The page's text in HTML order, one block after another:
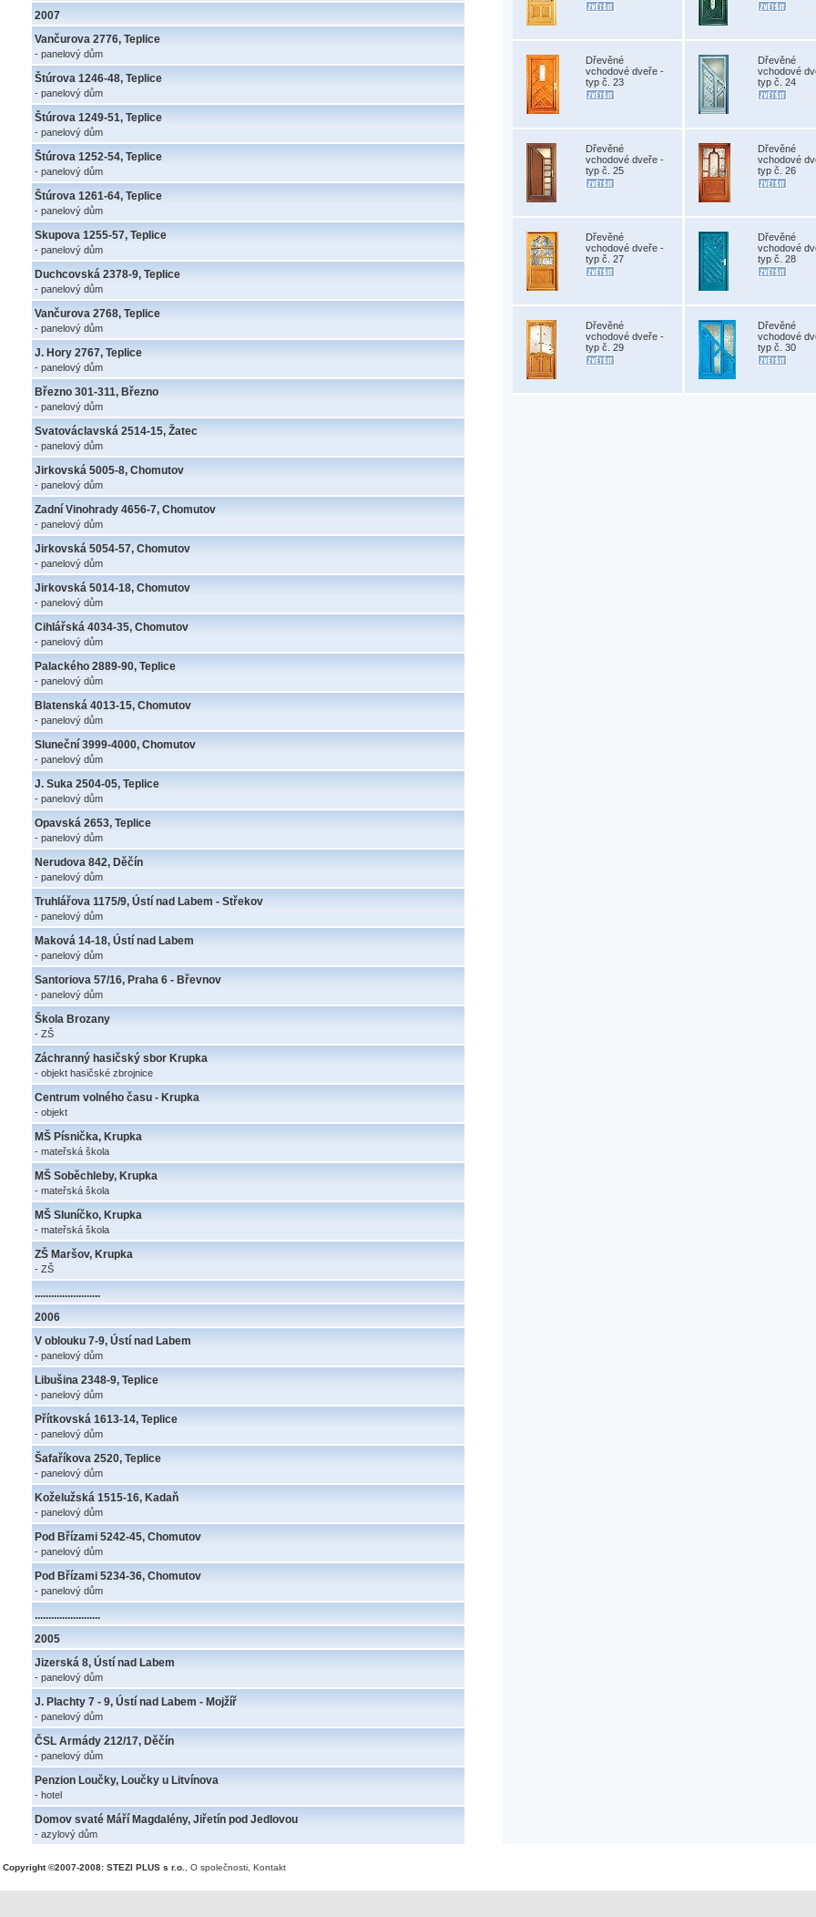
2007
Vančurova 2776, Teplice
- panelový dům
Štúrova 1246-48, Teplice
- panelový dům
Štúrova 1249-51, Teplice
- panelový dům
Štúrova 1252-54, Teplice
- panelový dům
Štúrova 1261-64, Teplice
- panelový dům
Skupova 1255-57, Teplice
- panelový dům
Duchcovská 2378-9, Teplice
- panelový dům
Vančurova 2768, Teplice
- panelový dům
J. Hory 2767, Teplice
- panelový dům
Březno 301-311, Březno
- panelový dům
Svatováclavská 2514-15, Žatec
- panelový dům
Jirkovská 5005-8, Chomutov
- panelový dům
Zadní Vinohrady 4656-7, Chomutov
- panelový dům
Jirkovská 5054-57, Chomutov
- panelový dům
Jirkovská 5014-18, Chomutov
- panelový dům
Cihlářská 4034-35, Chomutov
- panelový dům
Palackého 2889-90, Teplice
- panelový dům
Blatenská 4013-15, Chomutov
- panelový dům
Sluneční 3999-4000, Chomutov
- panelový dům
J. Suka 2504-05, Teplice
- panelový dům
Opavská 2653, Teplice
- panelový dům
Nerudova 842, Děčín
- panelový dům
Truhlářova 1175/9, Ústí nad Labem - Střekov
- panelový dům
Maková 14-18, Ústí nad Labem
- panelový dům
Santoriova 57/16, Praha 6 - Břevnov
- panelový dům
Škola Brozany
- ZŠ
Záchranný hasičský sbor Krupka
- objekt hasičské zbrojnice
Centrum volného času - Krupka
- objekt
MŠ Písnička, Krupka
- mateřská škola
MŠ Soběchleby, Krupka
- mateřská škola
MŠ Sluníčko, Krupka
- mateřská škola
ZŠ Maršov, Krupka
- ZŠ
........................
2006
V oblouku 7-9, Ústí nad Labem
- panelový dům
Libušina 2348-9, Teplice
- panelový dům
Přítkovská 1613-14, Teplice
- panelový dům
Šafaříkova 2520, Teplice
- panelový dům
Koželužská 1515-16, Kadaň
- panelový dům
Pod Břízami 5242-45, Chomutov
- panelový dům
Pod Břízami 5234-36, Chomutov
- panelový dům
........................
2005
Jizerská 8, Ústí nad Labem
- panelový dům
J. Plachty 7 - 9, Ústí nad Labem - Mojžíř
- panelový dům
ČSL Armády 212/17, Děčín
- panelový dům
Penzion Loučky, Loučky u Litvínova
- hotel
Domov svaté Máří Magdalény, Jiřetín pod Jedlovou
- azylový dům
Dřevěné
vchodové dveře -
typ č. 23
Dřevěné
vchodové
typ č. 24
Dřevěné
vchodové dveře -
typ č. 25
Dřevěné
vchodové
typ č. 26
Dřevěné
vchodové dveře -
typ č. 27
Dřevěné
vchodové
typ č. 28
Dřevěné
vchodové dveře -
typ č. 29
Dřevěné
vchodové
typ č. 30
Copyright ©2007-2008: STEZI PLUS s r.o. O společnosti Kontakt